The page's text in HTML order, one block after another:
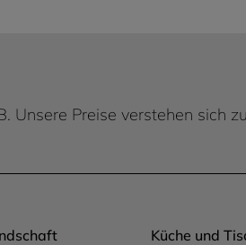
Unsere Preise verstehen sich
Küche und